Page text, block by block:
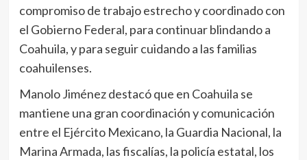
compromiso de trabajo estrecho y coordinado con
el Gobierno Federal, para continuar blindando a
Coahuila, y para seguir cuidando a las familias
coahuilenses.
Manolo Jiménez destacó que en Coahuila se
mantiene una gran coordinación y comunicación
entre el Ejército Mexicano, la Guardia Nacional, la
Marina Armada, las fiscalías, la policía estatal, los